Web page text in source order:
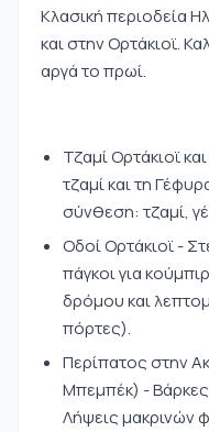
Κλασική περιοδεία
και στην Ορτάκιοϊ.
αργά το πρωί.
Τζαμί Ορτάκιοϊ
τζαμί και τη
σύνθεση: τζαμί,
Οδοί Ορτάκιοϊ -
πάγκοι για
δρόμου και
πόρτες).
Περίπατος στην
Μπεμπέκ) -
Λήψεις μακρινών